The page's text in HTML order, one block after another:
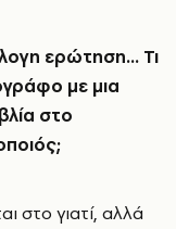
με μια
στο
στο γιατί, αλλά